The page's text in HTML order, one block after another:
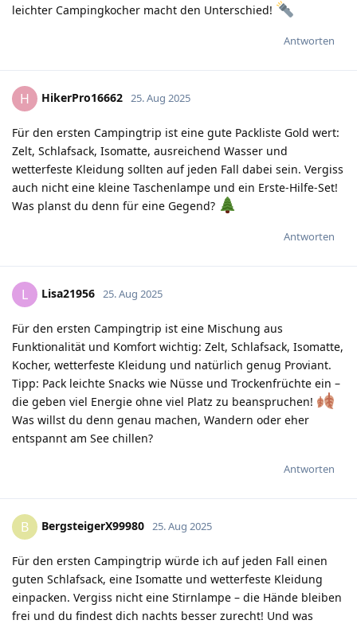
leichter Campingkocher macht den Unterschied!
Antworten
H HikerPro16662 25. Aug 2025
Für den ersten Campingtrip ist eine gute Packliste Gold wert:
Zelt, Schlafsack, Isomatte, ausreichend Wasser und
wetterfeste Kleidung sollten auf jeden Fall dabei sein. Vergiss
auch nicht eine kleine Taschenlampe und ein Erste-Hilfe-Set!
Was planst du denn für eine Gegend?
Antworten
L Lisa21956 25. Aug 2025
Für den ersten Campingtrip ist eine Mischung aus
Funktionalität und Komfort wichtig: Zelt, Schlafsack, Isomatte,
Kocher, wetterfeste Kleidung und natürlich genug Proviant.
Tipp: Pack leichte Snacks wie Nüsse und Trockenfrüchte ein –
die geben viel Energie ohne viel Platz zu beanspruchen!
Was willst du denn genau machen, Wandern oder eher
entspannt am See chillen?
Antworten
B BergsteigerX99980 25. Aug 2025
Für den ersten Campingtrip würde ich auf jeden Fall einen
guten Schlafsack, eine Isomatte und wetterfeste Kleidung
einpacken. Vergiss nicht eine Stirnlampe – die Hände bleiben
frei und du findest dich nachts besser zurecht! Und was